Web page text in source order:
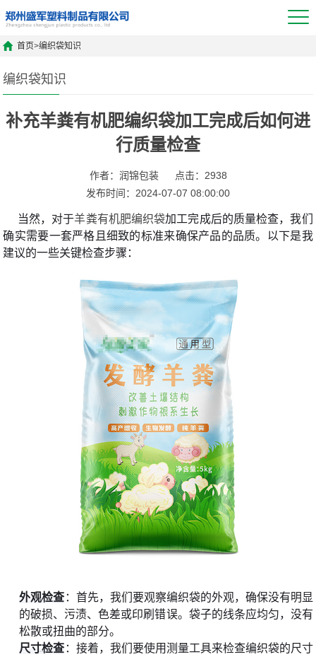
首页>编织袋知识
编织袋知识
补充羊粪有机肥编织袋加工完成后如何进
行质量检查
作者：润锦包装
点击：2938
发布时间：2024-07-07 08:00:00
当然，对于羊粪有机肥编织袋加工完成后的质量检查，我们
确实需要一套严格且细致的标准来确保产品的品质。以下是我
建议的一些关键检查步骤：
外观检查 ：首先，我们要观察编织袋的外观，确保没有明显
的破损、污渍、色差或印刷错误。袋子的线条应均匀，没有
松散或扭曲的部分。
尺寸检查 ：接着，我们要使用测量工具来检查编织袋的尺寸